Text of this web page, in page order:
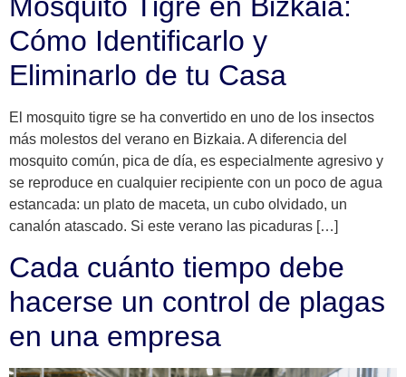
Cómo Identificarlo y
Eliminarlo de tu Casa
El mosquito tigre se ha convertido en uno de los insectos
más molestos del verano en Bizkaia. A diferencia del
mosquito común, pica de día, es especialmente agresivo y
se reproduce en cualquier recipiente con un poco de agua
estancada: un plato de maceta, un cubo olvidado, un
canalón atascado. Si este verano las picaduras […]
Cada cuánto tiempo debe
hacerse un control de plagas
en una empresa